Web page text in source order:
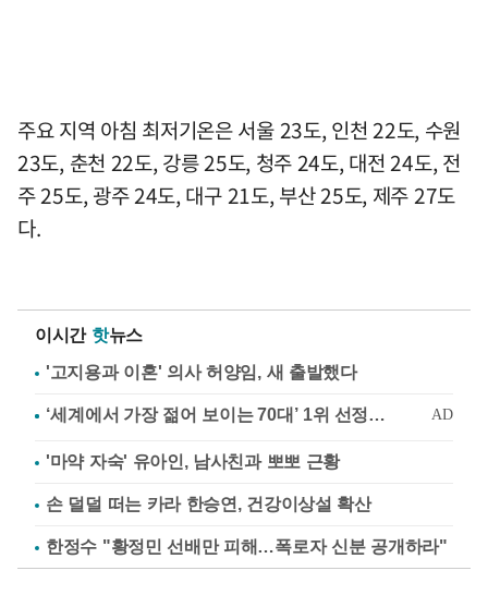
주요 지역 아침 최저기온은 서울 23도, 인천 22도, 수원
23도, 춘천 22도, 강릉 25도, 청주 24도, 대전 24도, 전
주 25도, 광주 24도, 대구 21도, 부산 25도, 제주 27도
다.
이시간 핫뉴스
'고지용과 이혼' 의사 허양임, 새 출발했다
'마약 자숙' 유아인, 남사친과 뽀뽀 근황
손 덜덜 떠는 카라 한승연, 건강이상설 확산
한정수 "황정민 선배만 피해…폭로자 신분 공개하라"